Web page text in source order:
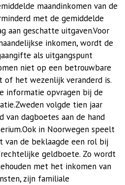
maandinkomen van de
met de gemiddelde
aan geschatte uitgaven.Voor
inkomen, wordt de
als uitgangspunt
niet op een betrouwbare
het wezenlijk veranderd is.
informatie opvragen bij de
volgde tien jaar
van dagboetes aan de hand
in Noorwegen speelt
van de beklaagde een rol bij
geldboete. Zo wordt
met het inkomen van
zijn familiale